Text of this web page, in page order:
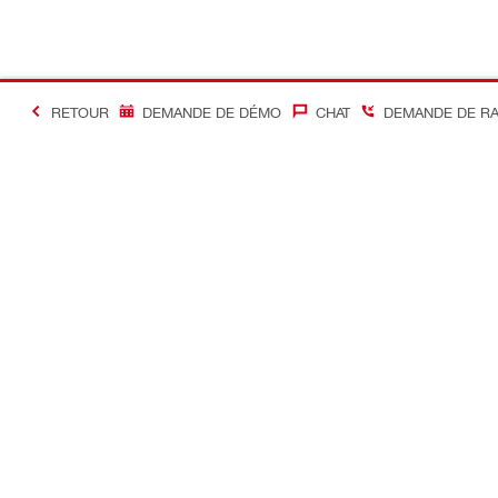
RETOUR DEMANDE DE DÉMO CHAT DEMANDE DE